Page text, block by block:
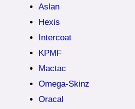
Aslan
Hexis
Intercoat
KPMF
Mactac
Omega-Skinz
Oracal